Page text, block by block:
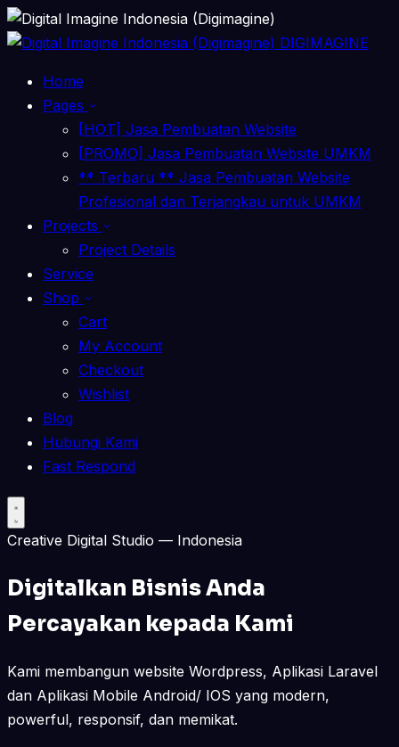
DIGIMAGINE
Home
Pages
[HOT] Jasa Pembuatan Website
[PROMO] Jasa Pembuatan Website UMKM
** Terbaru ** Jasa Pembuatan Website
Profesional dan Terjangkau untuk UMKM
Projects
Project Details
Service
Shop
Cart
My Account
Checkout
Wishlist
Blog
Hubungi Kami
Fast Respond
Creative Digital Studio — Indonesia
Digitalkan Bisnis Anda
Percayakan kepada Kami
Kami membangun website Wordpress, Aplikasi Laravel
dan Aplikasi Mobile Android/ IOS yang modern,
powerful, responsif, dan memikat.